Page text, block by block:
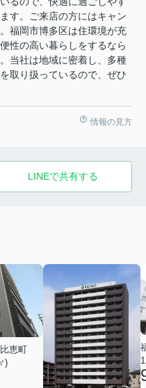
す。ご来店の方にはキャン
福岡市博多区は住環境が充
性の高い暮らしをするなら
当社は地域に密着し、多種
取り扱っているので、ぜひ
情報の見方
LINEで共有する
恵町
)